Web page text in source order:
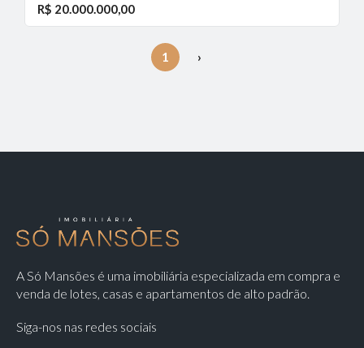
R$ 20.000.000,00
1(current)
›
A Só Mansões é uma imobiliária especializada em compra e
venda de lotes, casas e apartamentos de alto padrão.
Siga-nos nas redes sociais